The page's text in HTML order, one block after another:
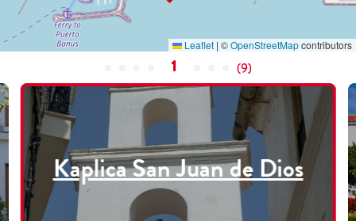
Leaflet | ©OpenStreetMapcontributors
1 (9)
Kaplica San Juan de Dios